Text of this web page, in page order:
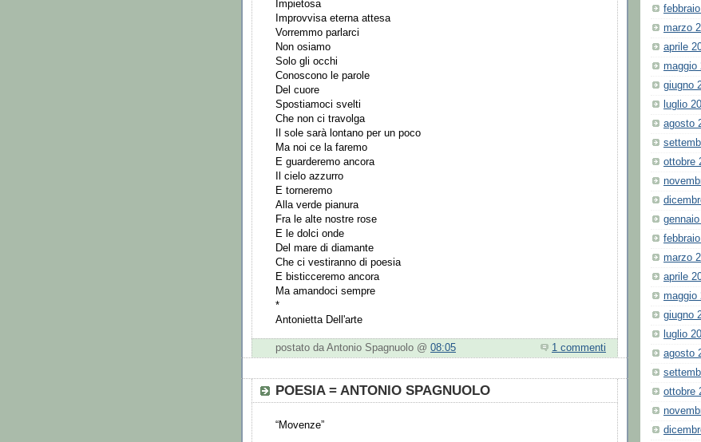
Impietosa
Improvvisa eterna attesa
Vorremmo parlarci
Non osiamo
Solo gli occhi
Conoscono le parole
Del cuore
Spostiamoci svelti
Che non ci travolga
Il sole sarà lontano per un poco
Ma noi ce la faremo
E guarderemo ancora
Il cielo azzurro
E torneremo
Alla verde pianura
Fra le alte nostre rose
E le dolci onde
Del mare di diamante
Che ci vestiranno di poesia
E bisticceremo ancora
Ma amandoci sempre
*
Antonietta Dell'arte
postato da Antonio Spagnuolo @ 08:05 1 commenti
POESIA = ANTONIO SPAGNUOLO
“Movenze”
marzo
aprile
maggio
giugno
luglio
agosto
ottobre
marzo
aprile
maggio
giugno
luglio
agosto
ottobre